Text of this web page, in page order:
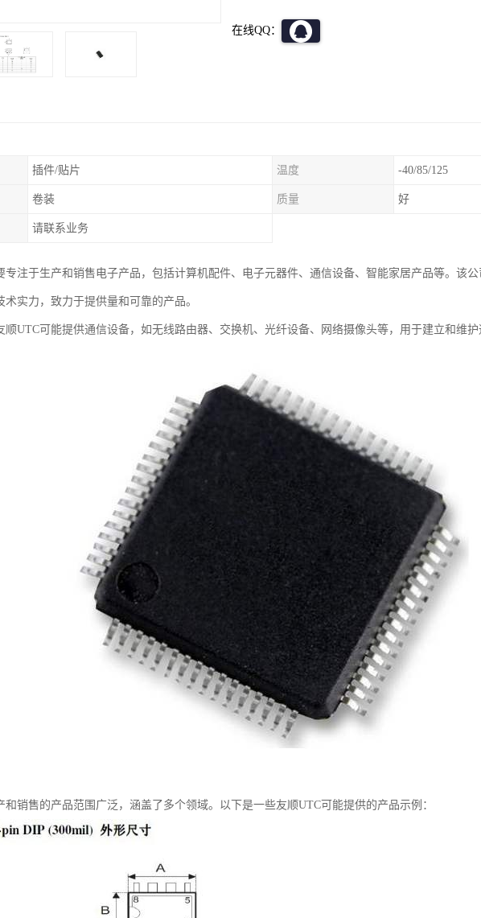
在线QQ：
插件/贴片 温度 -40/85/125
卷装 质量 好
请联系业务
专注于生产和销售电子产品，包括计算机配件、电子元器件、通信设备、智能家居产品等。该
术实力，致力于提供量和可靠的产品。
顺UTC可能提供通信设备，如无线路由器、交换机、光纤设备、网络摄像头等，用于建立和维护
和销售的产品范围广泛，涵盖了多个领域。以下是一些友顺UTC可能提供的产品示例：